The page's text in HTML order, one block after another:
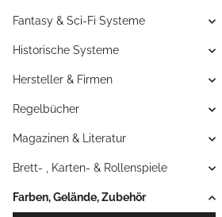
Fantasy & Sci-Fi Systeme
Historische Systeme
Hersteller & Firmen
Regelbücher
Magazinen & Literatur
Brett- , Karten- & Rollenspiele
Farben, Gelände, Zubehör